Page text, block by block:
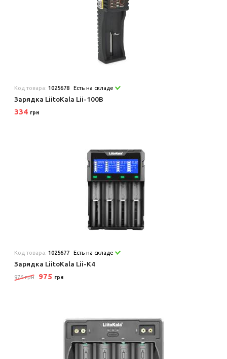
Код товара: 1025678 Есть на складе
Зарядка LiitoKala Lii-100B
334 грн
Код товара: 1025677 Есть на складе
Зарядка LiitoKala Lii-K4
976 грн 975 грн